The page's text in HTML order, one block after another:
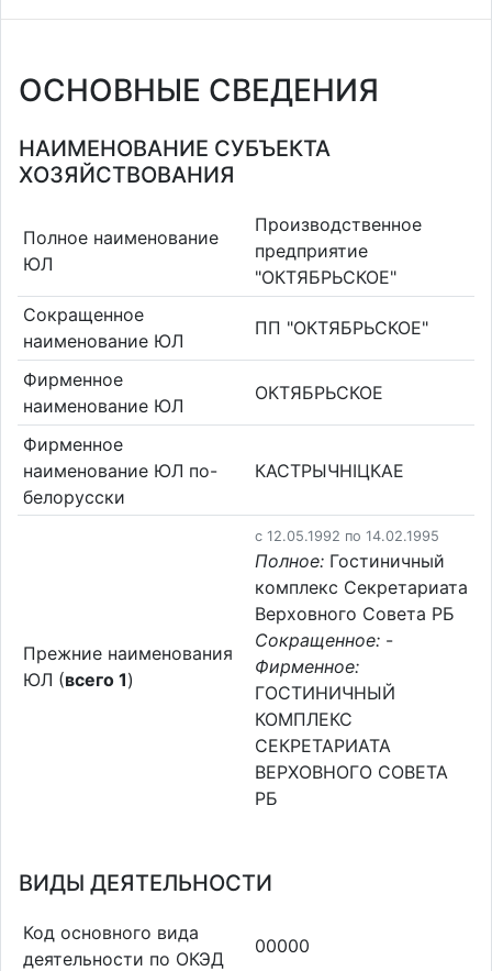
ОСНОВНЫЕ СВЕДЕНИЯ
НАИМЕНОВАНИЕ СУБЪЕКТА
ХОЗЯЙСТВОВАНИЯ
Полное наименование
ЮЛ
Производственное
предприятие
"ОКТЯБРЬСКОЕ"
Сокращенное
наименование ЮЛ
ПП "ОКТЯБРЬСКОЕ"
Фирменное
наименование ЮЛ
ОКТЯБРЬСКОЕ
Фирменное
наименование ЮЛ по-
белорусски
КАСТРЫЧНIЦКАЕ
Прежние наименования
ЮЛ (всего 1)
c 12.05.1992 по 14.02.1995
Полное: Гостиничный
комплекс Секретариата
Верховного Совета РБ
Сокращенное: -
Фирменное:
ГОСТИНИЧНЫЙ
КОМПЛЕКС
СЕКРЕТАРИАТА
ВЕРХОВНОГО СОВЕТА
РБ
ВИДЫ ДЕЯТЕЛЬНОСТИ
Код основного вида
деятельности по ОКЭД
00000